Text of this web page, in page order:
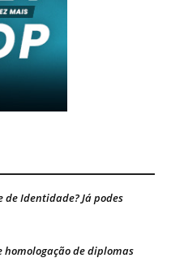
de Identidade? Já podes
homologação de diplomas